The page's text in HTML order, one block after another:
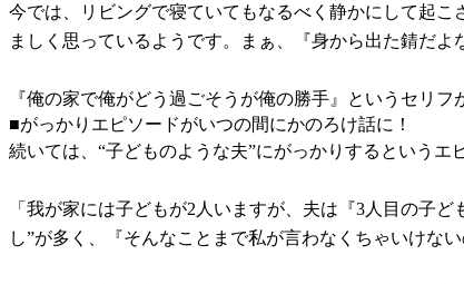
今では、リビングで寝ていてもなるべく静かにして起
ましく思っているようです。まぁ、『身から出た錆だ
『俺の家で俺がどう過ごそうが俺の勝手』というセリ
■がっかりエピソードがいつの間にかのろけ話に！
続いては、“子どものような夫”にがっかりするというエ
「我が家には子どもが2人いますが、夫は『3人目の子
し”が多く、『そんなことまで私が言わなくちゃいけな